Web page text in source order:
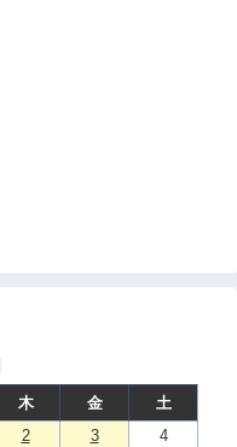
木 金
土
2 3
4